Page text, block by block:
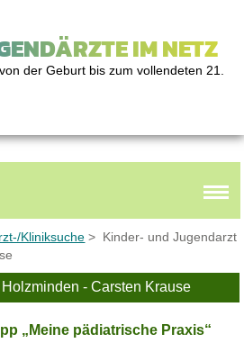
IM NETZ
der Geburt bis zum vollendeten 21.
Kliniksuche > Kinder- und Jugendarzt
- Carsten Krause
„Meine pädiatrische Praxis“